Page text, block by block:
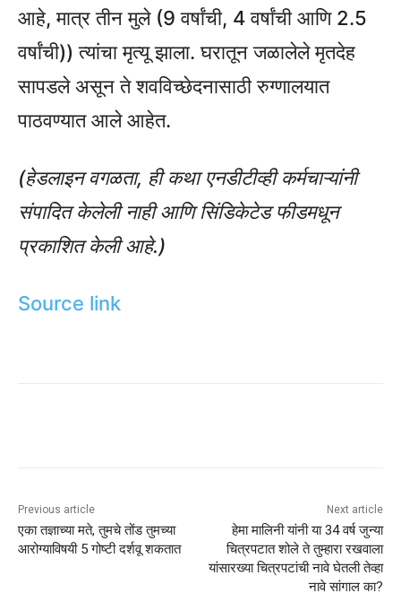
आहे, मात्र तीन मुले (9 वर्षांची, 4 वर्षांची आणि 2.5
वर्षांची)) त्यांचा मृत्यू झाला. घरातून जळालेले मृतदेह
सापडले असून ते शवविच्छेदनासाठी रुग्णालयात
पाठवण्यात आले आहेत.
(हेडलाइन वगळता, ही कथा एनडीटीव्ही कर्मचाऱ्यांनी
संपादित केलेली नाही आणि सिंडिकेटेड फीडमधून
प्रकाशित केली आहे.)
Source link
Previous article
एका तज्ञाच्या मते, तुमचे तोंड तुमच्या
आरोग्याविषयी 5 गोष्टी दर्शवू शकतात
Next article
हेमा मालिनी यांनी या 34 वर्ष जुन्या
चित्रपटात शोले ते तुम्हारा रखवाला
यांसारख्या चित्रपटांची नावे घेतली तेव्हा
नावे सांगाल का?